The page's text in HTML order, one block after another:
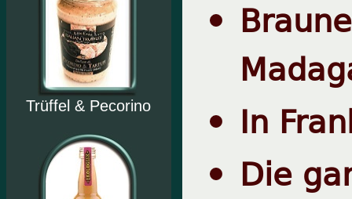
Trüffel & Pecorino
In
Die